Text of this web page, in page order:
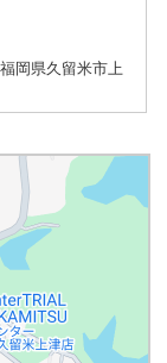
岡県久留米市上